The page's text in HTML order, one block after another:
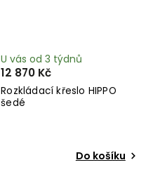
Rozkládací křeslo HIPPO
šedé
U vás od 3 týdnů
12 870 Kč
Do košíku